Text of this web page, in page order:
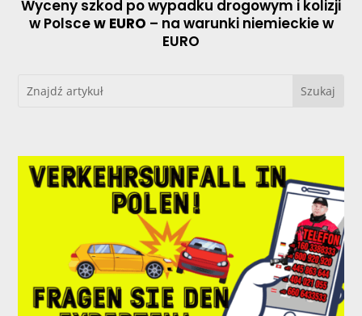
Wyceny szkod po wypadku drogowym i kolizji
w Polscew EURO – na warunki niemieckie w
EURO